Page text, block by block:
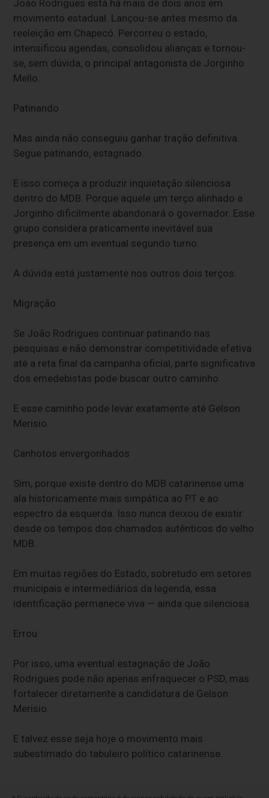
João Rodrigues está há mais de dois anos em
movimento estadual. Lançou-se antes mesmo da
reeleição em Chapecó. Percorreu o estado,
intensificou agendas, consolidou alianças e tornou-
se, sem dúvida, o principal antagonista de Jorginho
Mello.
Patinando
Mas ainda não conseguiu ganhar tração definitiva.
Segue patinando, estagnado.
E isso começa a produzir inquietação silenciosa
dentro do MDB. Porque aquele um terço alinhado a
Jorginho dificilmente abandonará o governador. Esse
grupo considera praticamente inevitável sua
presença em um eventual segundo turno.
A dúvida está justamente nos outros dois terços.
Migração
Se João Rodrigues continuar patinando nas
pesquisas e não demonstrar competitividade efetiva
até a reta final da campanha oficial, parte significativa
dos emedebistas pode buscar outro caminho.
E esse caminho pode levar exatamente até Gelson
Merisio.
Canhotos envergonhados
Sim, porque existe dentro do MDB catarinense uma
ala historicamente mais simpática ao PT e ao
espectro da esquerda. Isso nunca deixou de existir
desde os tempos dos chamados autênticos do velho
MDB.
Em muitas regiões do Estado, sobretudo em setores
municipais e intermediários da legenda, essa
identificação permanece viva — ainda que silenciosa.
Errou
Por isso, uma eventual estagnação de João
Rodrigues pode não apenas enfraquecer o PSD, mas
fortalecer diretamente a candidatura de Gelson
Merisio.
E talvez esse seja hoje o movimento mais
subestimado do tabuleiro político catarinense.